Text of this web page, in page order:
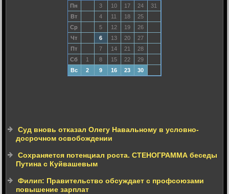
Пн 3 10 17 24
31
Вт
4 11 18
25
Ср
5 12 19
26
Чт
6 13 20
27
Пт
7 14 21
28
Сб
1 8 15 22
29
Вс
2 9 16 23 30
Суд вновь отказал Олегу Навальному в условно-
досрочном освобождении
Сохраняется потенциал роста. СТЕНОГРАММА беседы
Путина с Куйвашевым
Филип: Правительство обсуждает с профсоюзами
повышение зарплат